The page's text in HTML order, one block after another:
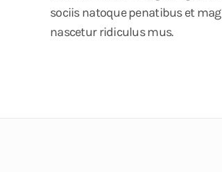
sociis natoque penatibus et
nascetur ridiculus mus.